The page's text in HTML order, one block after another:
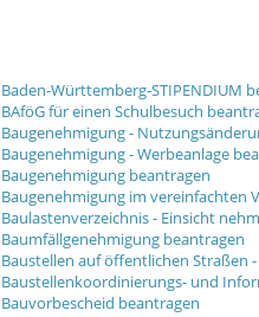
Baden-Württemberg-STIPENDIUM
BAföG für einen Schulbesuch
Baugenehmigung -
Baugenehmigung - Werbeanlage
Baugenehmigung beantragen
Baugenehmigung im vereinfachten
Baulastenverzeichnis - Einsicht
Baumfällgenehmigung beantragen
Baustellen auf öffentlichen Straßen
Baustellenkoordinierungs- und
Bauvorbescheid beantragen